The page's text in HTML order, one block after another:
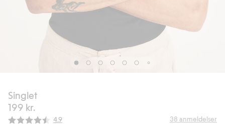
Singlet
199 kr.
Gjennomsnittskarakter:
4.9 38 anmeldelser